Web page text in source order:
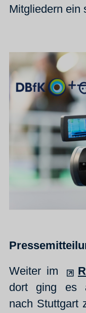
Mitgliedern ein
Weiter im
dort ging es
nach Stuttgart